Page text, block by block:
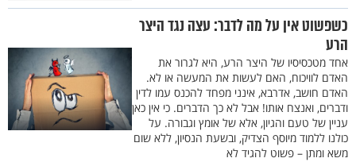
כשפשוט אין על מה לדבר: עצה נגד היצר
הרע
אחד מטכסיסיו של היצר הרע, היא לגרור את
האדם לוויכוח, האם לעשות את המעשה או לא.
האדם חושב, אדרבא, אינני מפחד להכנס עמו לדין
ודברים, ואנצח אותו! אבל לא כך הדברים. כי אין כאן
עניין של טעם והגיון, אלא של אומץ וגבורה. על
כולנו ללמוד מיוסף הצדיק, ובשעת הנסיון, ללא שום
משא ומתן – פשוט להגיד לא